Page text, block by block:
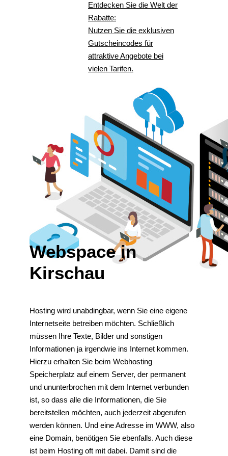
Entdecken Sie die Welt der
Rabatte:
Nutzen Sie die exklusiven
Gutscheincodes für
attraktive Angebote bei
vielen Tarifen.
Webspace in
Kirschau
Hosting wird unabdingbar, wenn Sie eine eigene
Internetseite betreiben möchten. Schließlich
müssen Ihre Texte, Bilder und sonstigen
Informationen ja irgendwie ins Internet kommen.
Hierzu erhalten Sie beim Webhosting
Speicherplatz auf einem Server, der permanent
und ununterbrochen mit dem Internet verbunden
ist, so dass alle die Informationen, die Sie
bereitstellen möchten, auch jederzeit abgerufen
werden können. Und eine Adresse im WWW, also
eine Domain, benötigen Sie ebenfalls. Auch diese
ist beim Hosting oft mit dabei. Damit sind die